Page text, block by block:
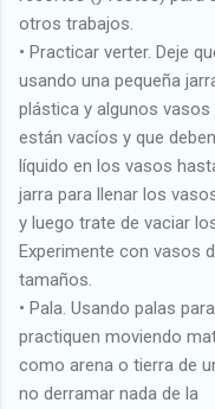
otros trabajos.
• Practicar verter. Deje
usando una pequeña
plástica y algunos
están vacíos y que
líquido en los vasos
jarra para llenar los
y luego trate de vaciar
Experimente con vasos
tamaños.
• Pala. Usando palas
practiquen moviendo
como arena o tierra de
no derramar nada de la